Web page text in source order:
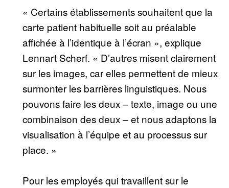
« Certains établissements souhaitent que la
carte patient habituelle soit au préalable
affichée à l’identique à l’écran », explique
Lennart Scherf. « D’autres misent clairement
sur les images, car elles permettent de mieux
surmonter les barrières linguistiques. Nous
pouvons faire les deux – texte, image ou une
combinaison des deux – et nous adaptons la
visualisation à l’équipe et au processus sur
place. »
Pour les employés qui travaillent sur le